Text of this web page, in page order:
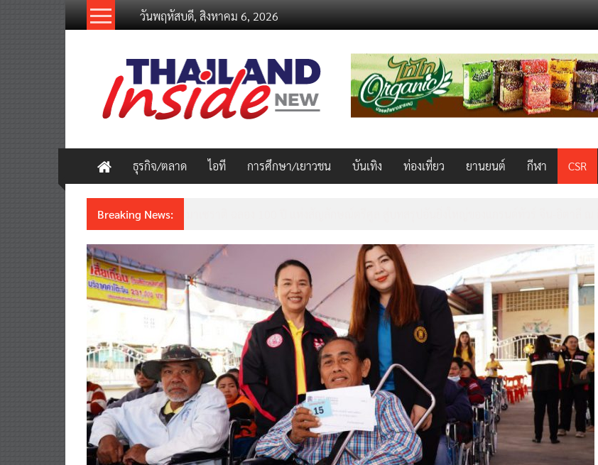
วันพฤหัสบดี, สิงหาคม 6, 2026
thailandinsidenew.com
Thailand
Inside
New
ธุรกิจ/ตลาด ไอที การศึกษา/เยาวชน บันเทิง ท่องเที่ยว ยานยนต์ กีฬา CSR
Breaking News: